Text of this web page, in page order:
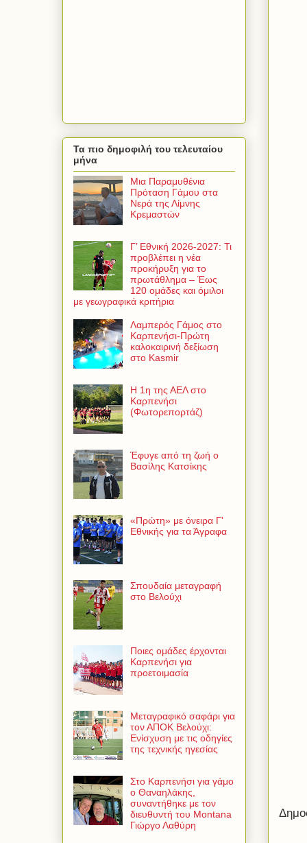
Τα πιο δημοφιλή του τελευταίου
μήνα
Μια Παραμυθένια
Πρόταση Γάμου στα
Νερά της Λίμνης
Κρεμαστών
Γ’ Εθνική 2026-2027: Τι
προβλέπει η νέα
προκήρυξη για το
πρωτάθλημα – Έως
120 ομάδες και όμιλοι
με γεωγραφικά κριτήρια
Λαμπερός Γάμος στο
Καρπενήσι-Πρώτη
καλοκαιρινή δεξίωση
στο Kasmir
Η 1η της ΑΕΛ στο
Καρπενήσι
(Φωτορεπορτάζ)
Έφυγε από τη ζωή ο
Βασίλης Κατσίκης
«Πρώτη» με όνειρα Γ'
Εθνικής για τα Άγραφα
Σπουδαία μεταγραφή
στο Βελούχι
Ποιες ομάδες έρχονται
Καρπενήσι για
προετοιμασία
Μεταγραφικό σαφάρι για
τον ΑΠΟΚ Βελούχι:
Ενίσχυση με τις οδηγίες
της τεχνικής ηγεσίας
Στο Καρπενήσι για γάμο
ο Θαναηλάκης,
συναντήθηκε με τον
διευθυντή του Montana
Γιώργο Λαθύρη